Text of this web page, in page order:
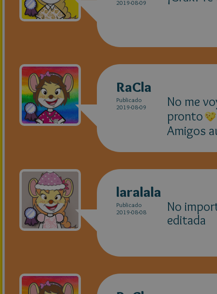
2019-08-09
RaCla
Publicado
2019-08-09
No me
pronto
Amigos
laralala
Publicado
2019-08-08
No
editada